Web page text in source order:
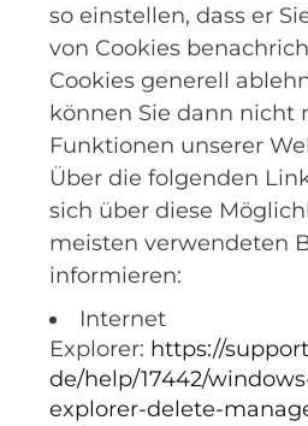
so einstellen, dass er
von Cookies
Cookies generell
können Sie dann nicht
Funktionen unserer
Über die folgenden
sich über diese
meisten verwendeten
informieren:
Internet
Explorer: https://
de/help/17442/
explorer-delete-